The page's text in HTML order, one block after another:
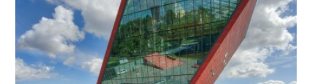
nominowanych
nagrody
im.
Miesa